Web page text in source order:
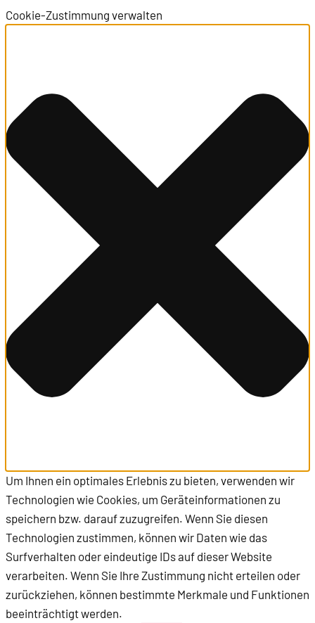
Cookie-Zustimmung verwalten
Um Ihnen ein optimales Erlebnis zu bieten, verwenden wir
Technologien wie Cookies, um Geräteinformationen zu
speichern bzw. darauf zuzugreifen. Wenn Sie diesen
Technologien zustimmen, können wir Daten wie das
Surfverhalten oder eindeutige IDs auf dieser Website
verarbeiten. Wenn Sie Ihre Zustimmung nicht erteilen oder
zurückziehen, können bestimmte Merkmale und Funktionen
beeinträchtigt werden.